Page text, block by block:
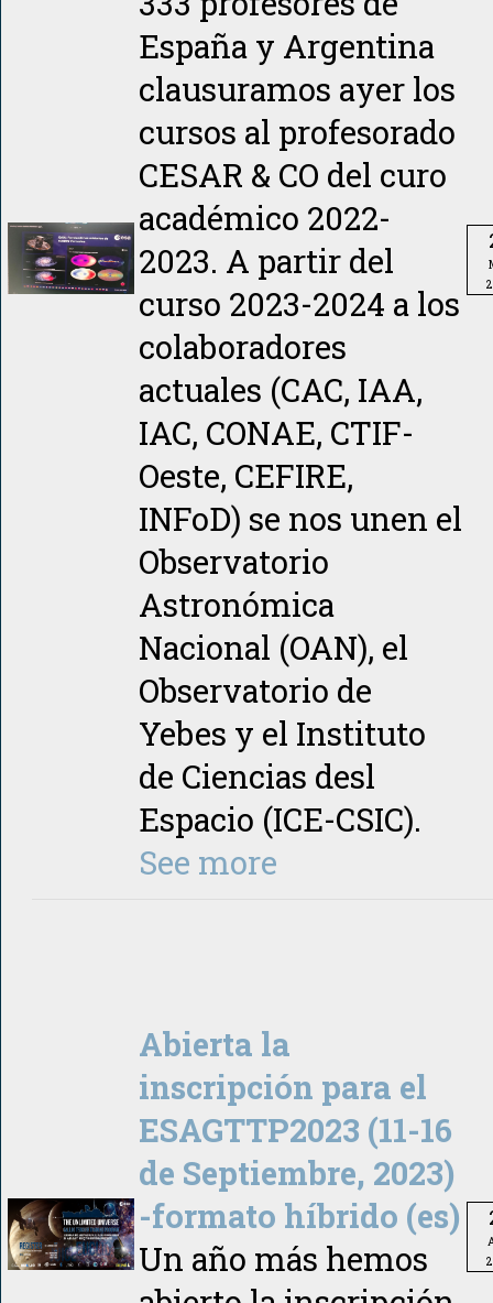
España y Argentina
clausuramos ayer los
cursos al profesorado
CESAR & CO del curo
académico 2022-
2023. A partir del
curso 2023-2024 a los
colaboradores
actuales (CAC, IAA,
IAC, CONAE, CTIF-
Oeste, CEFIRE,
INFoD) se nos unen el
Observatorio
Astronómica
Nacional (OAN), el
Observatorio de
Yebes y el Instituto
de Ciencias desl
Espacio (ICE-CSIC).
See more
Abierta la
inscripción para el
ESAGTTP2023 (11-16
de Septiembre, 2023)
-formato híbrido (es)
Un año más hemos